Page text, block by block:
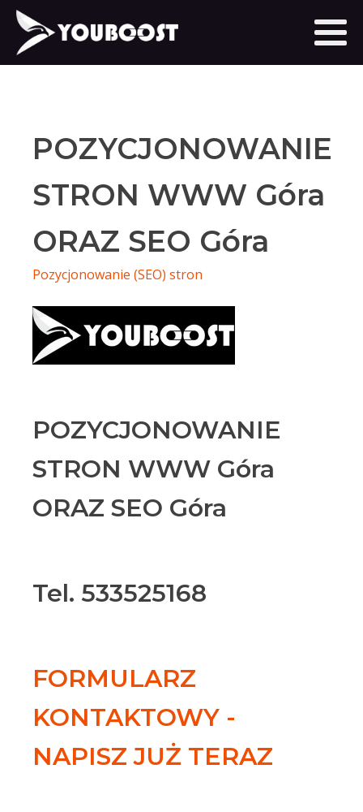
POZYCJONOWANIE
STRON WWW Góra
ORAZ SEO Góra
Pozycjonowanie (SEO) stron
POZYCJONOWANIE
STRON WWW Góra
ORAZ SEO Góra
Tel. 533525168
FORMULARZ
KONTAKTOWY -
NAPISZ JUŻ TERAZ